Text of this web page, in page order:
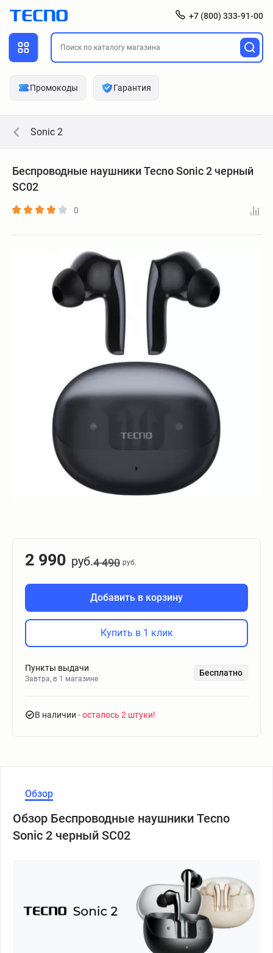
+7 (800) 333-91-00
Промокоды Гарантия
Sonic 2
Беспроводные наушники Tecno Sonic 2 черный
SC02
0
2 990 руб.4 490 руб.
Добавить в корзину
Купить в 1 клик
Пункты выдачи
Завтра, в 1 магазине
Бесплатно
В наличии - осталось 2 штуки
Обзор
Обзор Беспроводные наушники Tecno
Sonic 2 черный SC02